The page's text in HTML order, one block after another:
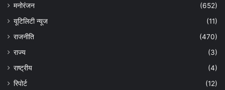
मनोरंजन
(652)
यूटिलिटी न्यूज
(11)
राजनीति
(470)
राज्य
(3)
राष्ट्रीय
(4)
रिपोर्ट
(12)